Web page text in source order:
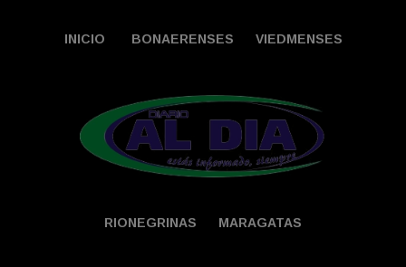
INICIO BONAERENSES VIEDMENSES
RIONEGRINAS MARAGATAS